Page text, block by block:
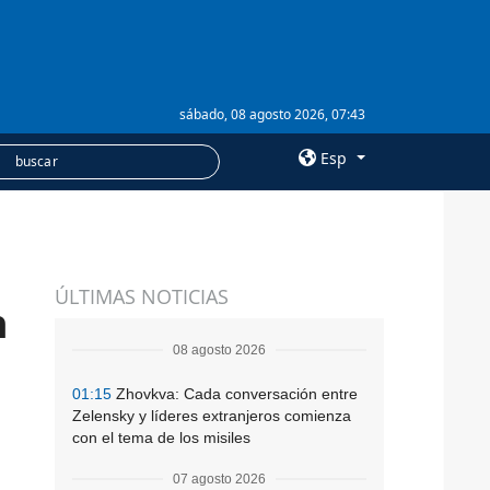
sábado, 08 agosto 2026, 07:43
Esp
Suscripción
ÚLTIMAS NOTICIAS
08 agosto 2026
01:15 Zhovkva: Cada conversación entre
Zelensky y líderes extranjeros comienza
con el tema de los misiles
07 agosto 2026